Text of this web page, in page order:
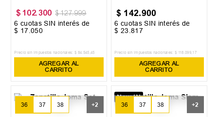
$ 102.300 $ 127.999
6 cuotas SIN interés de
$ 17 .050
Precio sin impuestos nacionales: $ 84 545 45
AGREGAR AL
CARRITO
$ 142.900
6 cuotas SIN interés de
$ 23 .817
Precio sin impuestos nacionales: $ 118 099, 17
AGREGAR AL
CARRITO
36 37 38 +2
New IN
36 37 38 +2